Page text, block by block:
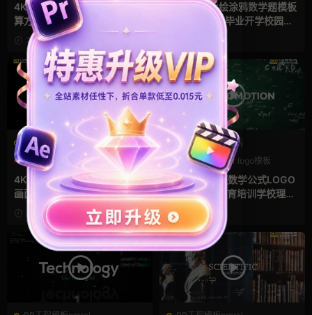
4K视频素材：物理公式数字计
算方程式特效背景视频素材 Ph
ysics Formulas Backgroun
d
2021-12-03
AE模板：手绘涂鸦数学题模板
公式黑板教育毕业开学校园片
2021-07-24
视频素材
8 bit
CRT ezracohen
4K视频素材：数字化像素闪电
画面故障噪点 划痕涂鸦线条纹
理VJ背景 CRT 纹理 Crt Textu
res
2021-07-13
荐
PR工程模板prproj
LOGO动画
pr logo模板
儿童
PR模板：黑板数学公式LOGO
展示 毕业季教育培训学校理科
标志片头视频模板 Mathemati
cs School Logo Reveal
2021-06-02